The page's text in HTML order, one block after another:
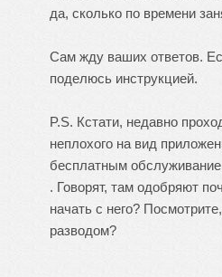
да, сколько по времени
Сам жду ваших ответов.
поделюсь инструкцией.
P.S. Кстати, недавно
неплохого на вид
бесплатным
. Говорят, там одобряют
начать с него?
разводом?